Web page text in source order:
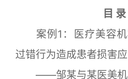
目 录
案例1：医疗美容机
过错行为造成患者损害
——邹某与某医美机